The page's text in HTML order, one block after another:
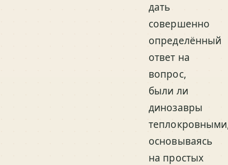
дать
совершенно
определённый
ответ на
вопрос,
были ли
динозавры
основываясь
на простых